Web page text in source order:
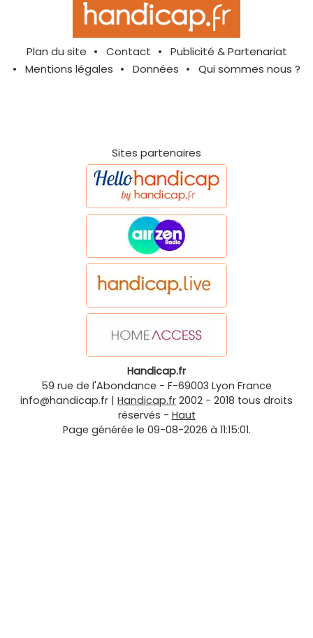
Plan du site Contact
Publicité & Partenariat
Mentions légales
Données Qui sommes nous ?
Sites partenaires
Handicap.fr
59 rue de l'Abondance - F-69003 Lyon France
info@handicap.fr | Handicap.fr 2002 - 2018 tous droits
réservés - Haut
Page générée le 09-08-2026 à 11:15:01.